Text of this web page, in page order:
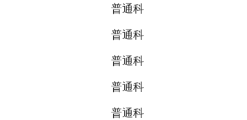
普通科
普通科
普通科
普通科
普通科